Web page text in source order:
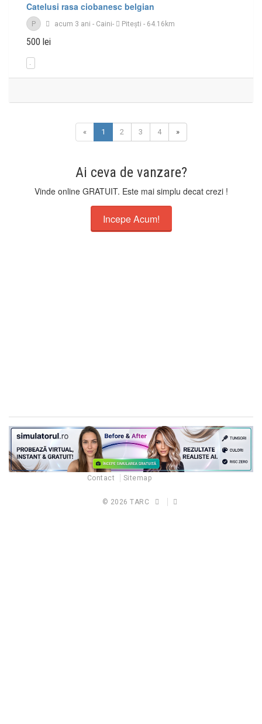
Catelusi rasa ciobanesc belgian
P acum 3 ani - Caini- Piteşti - 64.16km
500 lei
« 1 2 3 4 »
Ai ceva de vanzare?
Vinde online GRATUIT. Este mai simplu decat crezi !
Incepe Acum!
Contact Sitemap
© 2026TARC